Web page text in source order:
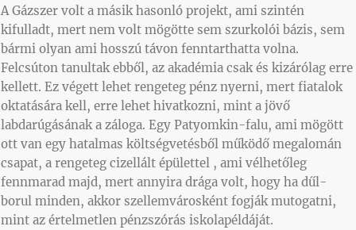
A Gázszer volt a másik hasonló projekt, ami szintén
kifulladt, mert nem volt mögötte sem szurkolói bázis, sem
bármi olyan ami hosszú távon fenntarthatta volna.
Felcsúton tanultak ebből, az akadémia csak és kizárólag erre
kellett. Ez végett lehet rengeteg pénz nyerni, mert fiatalok
oktatására kell, erre lehet hivatkozni, mint a jövő
labdarúgásának a záloga. Egy Patyomkin-falu, ami mögött
ott van egy hatalmas költségvetésből működő megalomán
csapat, a rengeteg cizellált épülettel , ami vélhetőleg
fennmarad majd, mert annyira drága volt, hogy ha dűl-
borul minden, akkor szellemvárosként fogják mutogatni,
mint az értelmetlen pénzszórás iskolapéldáját.